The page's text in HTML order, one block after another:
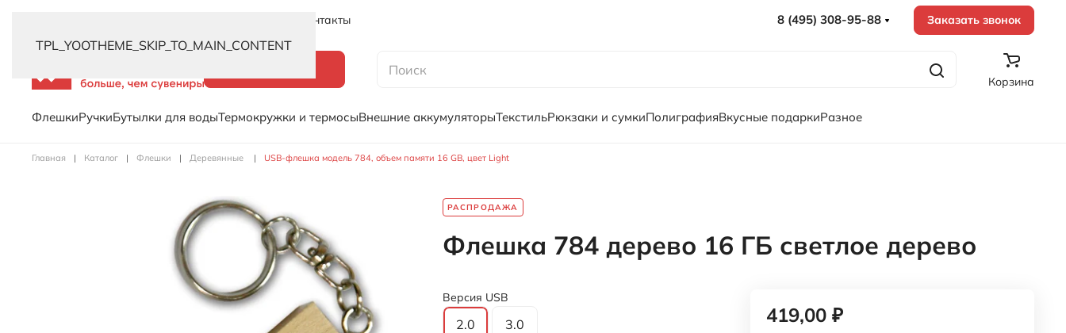
TPL_YOOTHEME_SKIP_TO_MAIN_CONTENT
Контакты 8 (495) 308-95-88 Заказать звонок
Корзина
ФлешкиРучкиБутылки для водыТермокружки и термосыВнешние аккумуляторыТекстильРюкзаки и сумкиПолиграфияВкусные подаркиРазное
Главная Каталог Флешки Деревянные USB-флешка модель 784, объем памяти 16 GB, цвет Light
РАСПРОДАЖА
Флешка 784 дерево 16 ГБ светлое дерево
Версия USB
2.0 3.0 419,00 ₽